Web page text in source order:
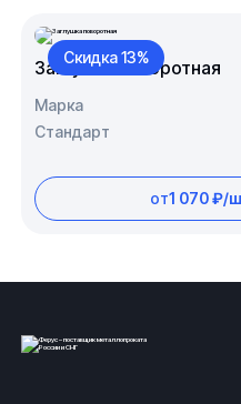
Скидка 13%
Заглушка поворотная
Марка
Стандарт
от1 070 ₽/